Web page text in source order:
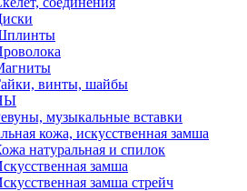
винты, шайбы
музыкальные вставки
кожа, искусственная замша
натуральная и спилок
замша
замша стрейч